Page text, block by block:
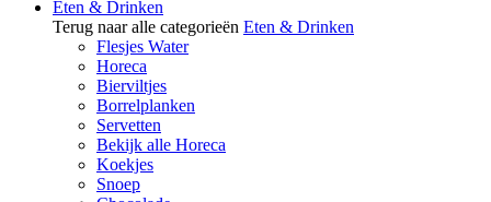
Eten & Drinken
Terug naar alle categorieën Eten & Drinken
Flesjes Water
Horeca
Bierviltjes
Borrelplanken
Servetten
Bekijk alle Horeca
Koekjes
Snoep